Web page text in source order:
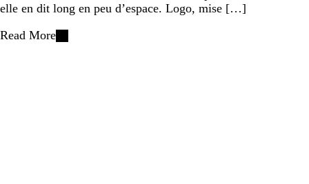
elle en dit long en peu d’espace. Logo, mise […]
Read More